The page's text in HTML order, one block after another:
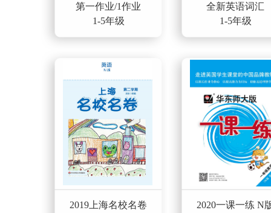
第一作业/1作业
1-5年级
全新英语词汇
1-5年级
2019上海名校名卷
2020一课一练 N